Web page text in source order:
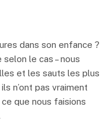
dans son enfance ?
selon le cas – nous
et les sauts les plus
n’ont pas vraiment
que nous faisions